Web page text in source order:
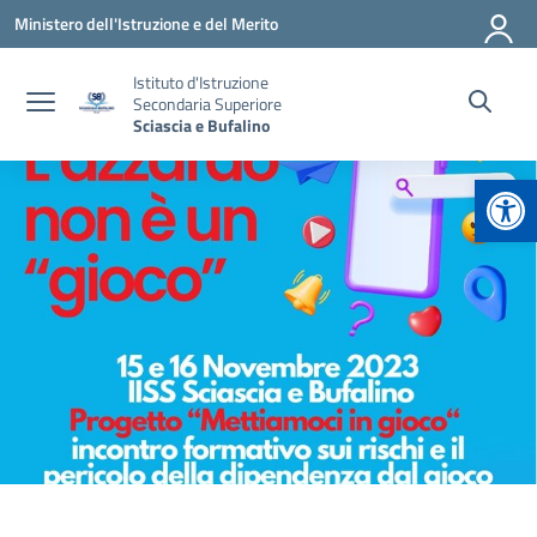
Vai ai contenuti
Vai al menu di navigazione
Vai al footer
Ministero dell'Istruzione e del Merito
Istituto d'Istruzione
Secondaria Superiore
Sciascia e Bufalino